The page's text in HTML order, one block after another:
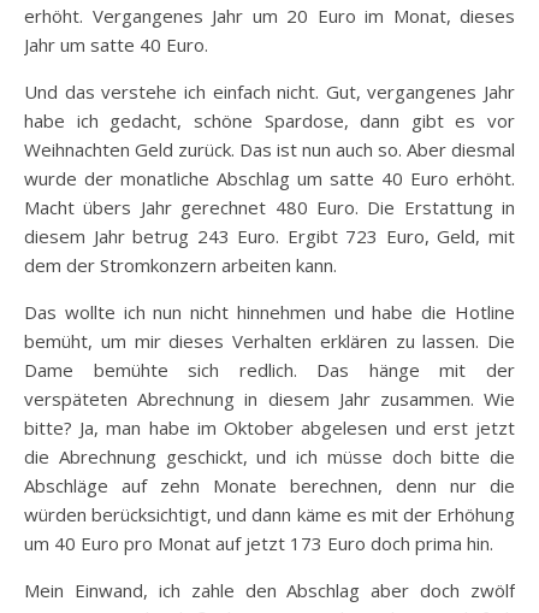
erhöht. Vergangenes Jahr um 20 Euro im Monat, dieses
Jahr um satte 40 Euro.
Und das verstehe ich einfach nicht. Gut, vergangenes Jahr
habe ich gedacht, schöne Spardose, dann gibt es vor
Weihnachten Geld zurück. Das ist nun auch so. Aber diesmal
wurde der monatliche Abschlag um satte 40 Euro erhöht.
Macht übers Jahr gerechnet 480 Euro. Die Erstattung in
diesem Jahr betrug 243 Euro. Ergibt 723 Euro, Geld, mit
dem der Stromkonzern arbeiten kann.
Das wollte ich nun nicht hinnehmen und habe die Hotline
bemüht, um mir dieses Verhalten erklären zu lassen. Die
Dame bemühte sich redlich. Das hänge mit der
verspäteten Abrechnung in diesem Jahr zusammen. Wie
bitte? Ja, man habe im Oktober abgelesen und erst jetzt
die Abrechnung geschickt, und ich müsse doch bitte die
Abschläge auf zehn Monate berechnen, denn nur die
würden berücksichtigt, und dann käme es mit der Erhöhung
um 40 Euro pro Monat auf jetzt 173 Euro doch prima hin.
Mein Einwand, ich zahle den Abschlag aber doch zwölf